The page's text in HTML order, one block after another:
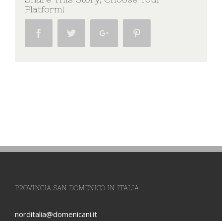
Platform!
Facebook Twitter Google+
PROVINCIA SAN DOMENICO IN ITALIA
norditalia@domenicani.it